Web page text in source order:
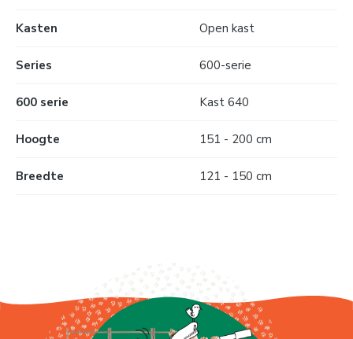
Kasten Open kast
Series 600-serie
600 serie Kast 640
Hoogte 151 - 200 cm
Breedte 121 - 150 cm